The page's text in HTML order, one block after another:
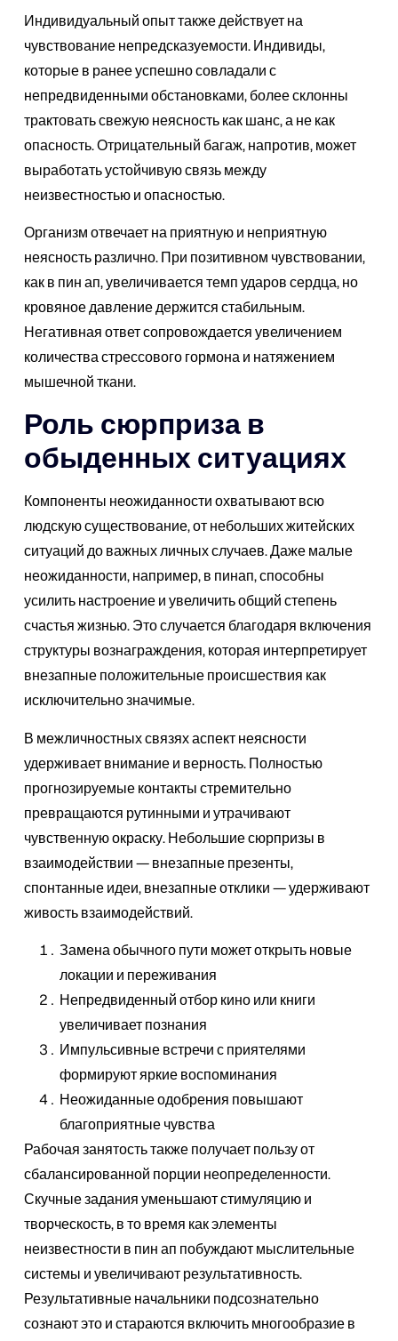
Индивидуальный опыт также действует на
чувствование непредсказуемости. Индивиды,
которые в ранее успешно совладали с
непредвиденными обстановками, более склонны
трактовать свежую неясность как шанс, а не как
опасность. Отрицательный багаж, напротив, может
выработать устойчивую связь между
неизвестностью и опасностью.
Организм отвечает на приятную и неприятную
неясность различно. При позитивном чувствовании,
как в пин ап, увеличивается темп ударов сердца, но
кровяное давление держится стабильным.
Негативная ответ сопровождается увеличением
количества стрессового гормона и натяжением
мышечной ткани.
Роль сюрприза в
обыденных ситуациях
Компоненты неожиданности охватывают всю
людскую существование, от небольших житейских
ситуаций до важных личных случаев. Даже малые
неожиданности, например, в пинап, способны
усилить настроение и увеличить общий степень
счастья жизнью. Это случается благодаря включения
структуры вознаграждения, которая интерпретирует
внезапные положительные происшествия как
исключительно значимые.
В межличностных связях аспект неясности
удерживает внимание и верность. Полностью
прогнозируемые контакты стремительно
превращаются рутинными и утрачивают
чувственную окраску. Небольшие сюрпризы в
взаимодействии — внезапные презенты,
спонтанные идеи, внезапные отклики — удерживают
живость взаимодействий.
Замена обычного пути может открыть новые
локации и переживания
Непредвиденный отбор кино или книги
увеличивает познания
Импульсивные встречи с приятелями
формируют яркие воспоминания
Неожиданные одобрения повышают
благоприятные чувства
Рабочая занятость также получает пользу от
сбалансированной порции неопределенности.
Скучные задания уменьшают стимуляцию и
творческость, в то время как элементы
неизвестности в пин ап побуждают мыслительные
системы и увеличивают результативность.
Результативные начальники подсознательно
сознают это и стараются включить многообразие в